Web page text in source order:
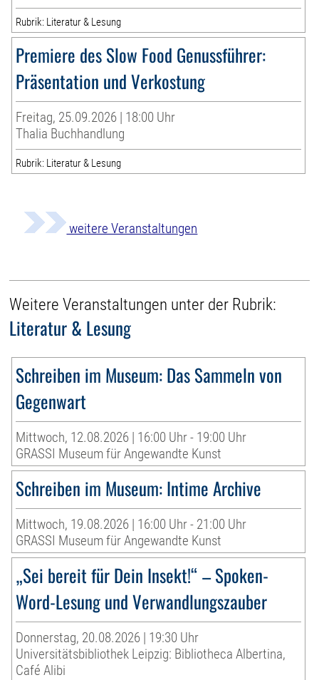
Rubrik: Literatur & Lesung
Premiere des Slow Food Genussführer:
Präsentation und Verkostung
Freitag, 25.09.2026 | 18:00 Uhr
Thalia Buchhandlung
Rubrik: Literatur & Lesung
weitere Veranstaltungen
Weitere Veranstaltungen unter der Rubrik:
Literatur & Lesung
Schreiben im Museum: Das Sammeln von
Gegenwart
Mittwoch, 12.08.2026 | 16:00 Uhr - 19:00 Uhr
GRASSI Museum für Angewandte Kunst
Schreiben im Museum: Intime Archive
Mittwoch, 19.08.2026 | 16:00 Uhr - 21:00 Uhr
GRASSI Museum für Angewandte Kunst
„Sei bereit für Dein Insekt!“ – Spoken-
Word-Lesung und Verwandlungszauber
Donnerstag, 20.08.2026 | 19:30 Uhr
Universitätsbibliothek Leipzig: Bibliotheca Albertina,
Café Alibi